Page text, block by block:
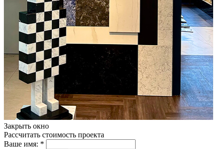
Закрыть окно
Рассчитать стоимость проекта
Ваше имя: *